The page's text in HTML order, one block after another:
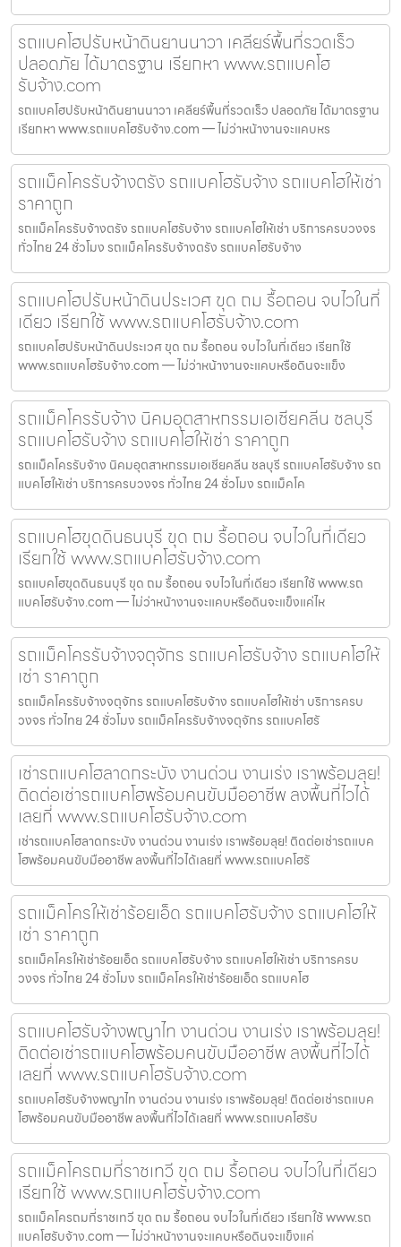
รถแบคโฮปรับหน้าดินยานนาวา เคลียร์พื้นที่รวดเร็ว
ปลอดภัย ได้มาตรฐาน เรียกหา www.รถแบคโฮ
รับจ้าง.com
รถแบคโฮปรับหน้าดินยานนาวา เคลียร์พื้นที่รวดเร็ว ปลอดภัย ได้มาตรฐาน
เรียกหา www.รถแบคโฮรับจ้าง.com — ไม่ว่าหน้างานจะแคบหร
รถแม็คโครรับจ้างตรัง รถแบคโฮรับจ้าง รถแบคโฮให้เช่า
ราคาถูก
รถแม็คโครรับจ้างตรัง รถแบคโฮรับจ้าง รถแบคโฮให้เช่า บริการครบวงจร
ทั่วไทย 24 ชั่วโมง รถแม็คโครรับจ้างตรัง รถแบคโฮรับจ้าง
รถแบคโฮปรับหน้าดินประเวศ ขุด ถม รื้อถอน จบไวในที่
เดียว เรียกใช้ www.รถแบคโฮรับจ้าง.com
รถแบคโฮปรับหน้าดินประเวศ ขุด ถม รื้อถอน จบไวในที่เดียว เรียกใช้
www.รถแบคโฮรับจ้าง.com — ไม่ว่าหน้างานจะแคบหรือดินจะแข็ง
รถแม็คโครรับจ้าง นิคมอุตสาหกรรมเอเชียคลีน ชลบุรี
รถแบคโฮรับจ้าง รถแบคโฮให้เช่า ราคาถูก
รถแม็คโครรับจ้าง นิคมอุตสาหกรรมเอเชียคลีน ชลบุรี รถแบคโฮรับจ้าง รถ
แบคโฮให้เช่า บริการครบวงจร ทั่วไทย 24 ชั่วโมง รถแม็คโค
รถแบคโฮขุดดินธนบุรี ขุด ถม รื้อถอน จบไวในที่เดียว
เรียกใช้ www.รถแบคโฮรับจ้าง.com
รถแบคโฮขุดดินธนบุรี ขุด ถม รื้อถอน จบไวในที่เดียว เรียกใช้ www.รถ
แบคโฮรับจ้าง.com — ไม่ว่าหน้างานจะแคบหรือดินจะแข็งแค่ไห
รถแม็คโครรับจ้างจตุจักร รถแบคโฮรับจ้าง รถแบคโฮให้
เช่า ราคาถูก
รถแม็คโครรับจ้างจตุจักร รถแบคโฮรับจ้าง รถแบคโฮให้เช่า บริการครบ
วงจร ทั่วไทย 24 ชั่วโมง รถแม็คโครรับจ้างจตุจักร รถแบคโฮรั
เช่ารถแบคโฮลาดกระบัง งานด่วน งานเร่ง เราพร้อมลุย!
ติดต่อเช่ารถแบคโฮพร้อมคนขับมืออาชีพ ลงพื้นที่ไวได้
เลยที่ www.รถแบคโฮรับจ้าง.com
เช่ารถแบคโฮลาดกระบัง งานด่วน งานเร่ง เราพร้อมลุย! ติดต่อเช่ารถแบค
โฮพร้อมคนขับมืออาชีพ ลงพื้นที่ไวได้เลยที่ www.รถแบคโฮรั
รถแม็คโครให้เช่าร้อยเอ็ด รถแบคโฮรับจ้าง รถแบคโฮให้
เช่า ราคาถูก
รถแม็คโครให้เช่าร้อยเอ็ด รถแบคโฮรับจ้าง รถแบคโฮให้เช่า บริการครบ
วงจร ทั่วไทย 24 ชั่วโมง รถแม็คโครให้เช่าร้อยเอ็ด รถแบคโฮ
รถแบคโฮรับจ้างพญาไท งานด่วน งานเร่ง เราพร้อมลุย!
ติดต่อเช่ารถแบคโฮพร้อมคนขับมืออาชีพ ลงพื้นที่ไวได้
เลยที่ www.รถแบคโฮรับจ้าง.com
รถแบคโฮรับจ้างพญาไท งานด่วน งานเร่ง เราพร้อมลุย! ติดต่อเช่ารถแบค
โฮพร้อมคนขับมืออาชีพ ลงพื้นที่ไวได้เลยที่ www.รถแบคโฮรับ
รถแม็คโครถมที่ราชเทวี ขุด ถม รื้อถอน จบไวในที่เดียว
เรียกใช้ www.รถแบคโฮรับจ้าง.com
รถแม็คโครถมที่ราชเทวี ขุด ถม รื้อถอน จบไวในที่เดียว เรียกใช้ www.รถ
แบคโฮรับจ้าง.com — ไม่ว่าหน้างานจะแคบหรือดินจะแข็งแค่